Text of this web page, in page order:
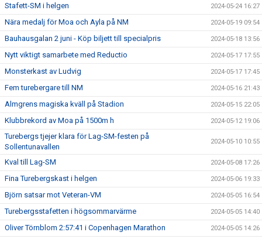
Stafett-SM i helgen 2024-05-24 16:27
Nära medalj för Moa och Ayla på NM 2024-05-19 09:54
Bauhausgalan 2 juni - Köp biljett till specialpris 2024-05-18 13:56
Nytt viktigt samarbete med Reductio 2024-05-17 17:55
Monsterkast av Ludvig 2024-05-17 17:45
Fem turebergare till NM 2024-05-16 21:43
Almgrens magiska kväll på Stadion 2024-05-15 22:05
Klubbrekord av Moa på 1500m h 2024-05-12 19:06
Turebergs tjejer klara för Lag-SM-festen på
Sollentunavallen
2024-05-10 10:55
Kval till Lag-SM 2024-05-08 17:26
Fina Turebergskast i helgen 2024-05-06 19:33
Björn satsar mot Veteran-VM 2024-05-05 16:54
Turebergsstafetten i högsommarvärme 2024-05-05 14:40
Oliver Törnblom 2:57:41 i Copenhagen Marathon 2024-05-05 14:26